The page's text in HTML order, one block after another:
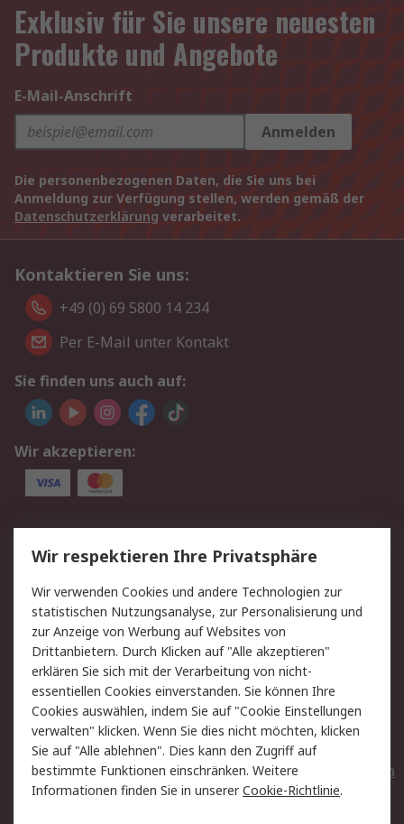
Exklusiv für Sie unsere neuesten
Produkte und Angebote
E-Mail-Anschrift
Anmelden
Die personenbezogenen Daten, die Sie uns bei
Anmeldung zur Verfügung stellen, werden gemäß der
Datenschutzerklärung verarbeitet.
Kontaktieren Sie uns:
+49 (0) 69 5800 14 234
Per E-Mail unter Kontakt
Sie finden uns auch auf:
Wir akzeptieren:
Service
Value Added Services
Lieferlösungen
Rücksendungen
Kontakt
Hilfe
Privatkunden
Rechtliches
AGB
Datenschutz
Cookie-Richtlinie
Zahlungsbedingungen
Copyright/Impressum
Entsorgung
Elektrogeräte/Batterien
Wir respektieren Ihre Privatsphäre
Wir verwenden Cookies und andere Technologien zur
statistischen Nutzungsanalyse, zur Personalisierung und
zur Anzeige von Werbung auf Websites von
Drittanbietern. Durch Klicken auf "Alle akzeptieren"
erklären Sie sich mit der Verarbeitung von nicht-
essentiellen Cookies einverstanden. Sie können Ihre
Cookies auswählen, indem Sie auf "Cookie Einstellungen
verwalten" klicken. Wenn Sie dies nicht möchten, klicken
Sie auf "Alle ablehnen". Dies kann den Zugriff auf
bestimmte Funktionen einschränken. Weitere
Informationen finden Sie in unsererCookie-Richtlinie.